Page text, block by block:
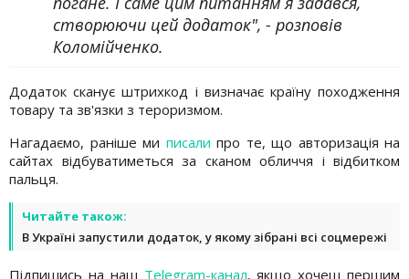
створюючи цей додаток", - розповів
Коломійченко.
Додаток сканує штрихкод і визначає країну походження
товару та зв'язки з тероризмом.
Нагадаємо, раніше ми писали про те, що авторизація на
сайтах відбуватиметься за сканом обличчя і відбитком
пальця.
Читайте також:
В Україні запустили додаток, у якому зібрані всі соцмережі
Підпишись на наш Telegram-канал, якщо хочеш першим